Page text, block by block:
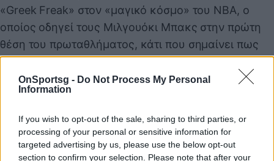
OnSportsg - Do Not Process My Personal
Information
If you wish to opt-out of the sale, sharing to third parties, or
processing of your personal or sensitive information for
targeted advertising by us, please use the below opt-out
section to confirm your selection. Please note that after your
«Greek Freak» στον «μαγικό κόσμο» του NBA, ο
οποίος οδηγεί τους Μιλγουόκι Μπακς στην πρώτη
θέση του πρωταθλήματος, κάτι που σημαίνει πως
τους δίνει το απόλυτο πλεονέκτημα ενόψει των play
offs.
Ο Αμερικάνος τεχνικός έσπευσε να αποθεώσει τον
ένα τρομερό μήνυμα. «Ο Γιάννης Αντετοκούνμπο
είναι παθιασμένος, πεινασμένος και δυναμικός.